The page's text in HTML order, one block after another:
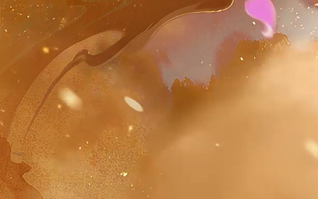
网易游戏
游戏爱好者
我的足迹：
锦衣展示
祥瑞展示
礼盒购买
祈愿玩法